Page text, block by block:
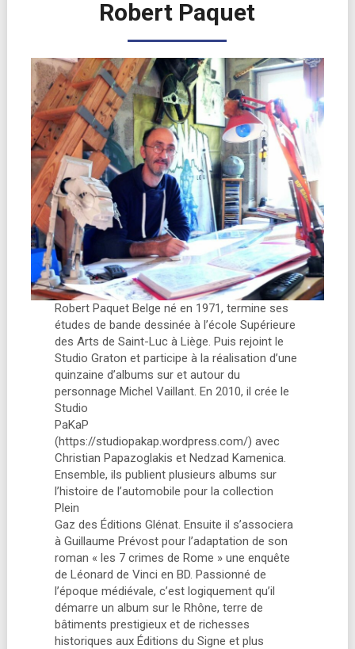
Robert Paquet
Robert Paquet Belge né en 1971, termine ses
études de bande dessinée à l’école Supérieure
des Arts de Saint-Luc à Liège. Puis rejoint le
Studio Graton et participe à la réalisation d’une
quinzaine d’albums sur et autour du
personnage Michel Vaillant. En 2010, il crée le
Studio
PaKaP
(https://studiopakap.wordpress.com/) avec
Christian Papazoglakis et Nedzad Kamenica.
Ensemble, ils publient plusieurs albums sur
l’histoire de l’automobile pour la collection
Plein
Gaz des Éditions Glénat. Ensuite il s’associera
à Guillaume Prévost pour l’adaptation de son
roman « les 7 crimes de Rome » une enquête
de Léonard de Vinci en BD. Passionné de
l’époque médiévale, c’est logiquement qu’il
démarre un album sur le Rhône, terre de
bâtiments prestigieux et de richesses
historiques aux Éditions du Signe et plus